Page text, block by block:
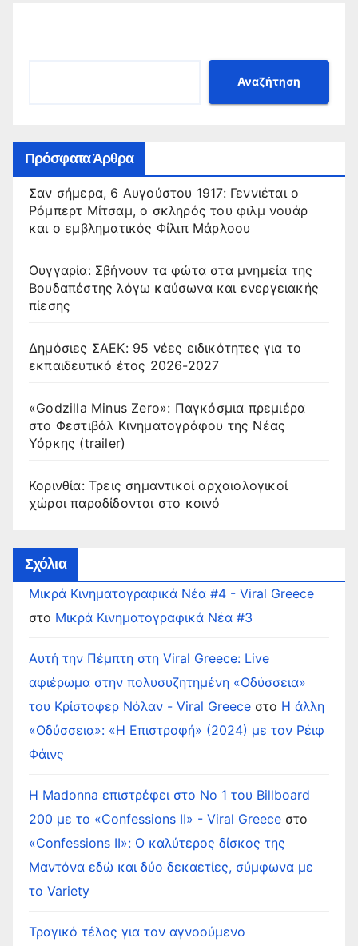
Αναζήτηση
Πρόσφατα Άρθρα
Σαν σήμερα, 6 Αυγούστου 1917: Γεννιέται ο
Ρόμπερτ Μίτσαμ, ο σκληρός του φιλμ νουάρ
και ο εμβληματικός Φίλιπ Μάρλοου
Ουγγαρία: Σβήνουν τα φώτα στα μνημεία της
Βουδαπέστης λόγω καύσωνα και ενεργειακής
πίεσης
Δημόσιες ΣΑΕΚ: 95 νέες ειδικότητες για το
εκπαιδευτικό έτος 2026-2027
«Godzilla Minus Zero»: Παγκόσμια πρεμιέρα
στο Φεστιβάλ Κινηματογράφου της Νέας
Υόρκης (trailer)
Κορινθία: Τρεις σημαντικοί αρχαιολογικοί
χώροι παραδίδονται στο κοινό
Σχόλια
Μικρά Κινηματογραφικά Νέα #4 - Viral Greece
στο Μικρά Κινηματογραφικά Νέα #3
Αυτή την Πέμπτη στη Viral Greece: Live
αφιέρωμα στην πολυσυζητημένη «Οδύσσεια»
του Κρίστοφερ Νόλαν - Viral Greece στο Η άλλη
«Οδύσσεια»: «Η Επιστροφή» (2024) με τον Ρέιφ
Φάινς
Η Madonna επιστρέφει στο Νο 1 του Billboard
200 με το «Confessions II» - Viral Greece στο
«Confessions II»: Ο καλύτερος δίσκος της
Μαντόνα εδώ και δύο δεκαετίες, σύμφωνα με
το Variety
Τραγικό τέλος για τον αγνοούμενο